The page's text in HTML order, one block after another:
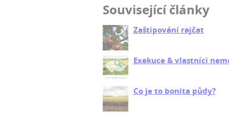
Související články
Zaštipování rajčat
Exekuce & vlastníci
Co je to bonita půdy?